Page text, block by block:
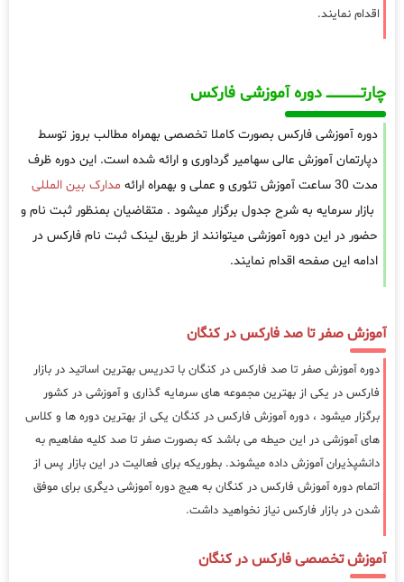
اقدام نمایند.
چارتـــــــــــــــــــ دوره آموزشی فارکس
دوره آموزشی فارکس بصورت کاملا تخصصی بهمراه مطالب بروز توسط
دپارتمان آموزش عالی سهامیر گرداوری و ارائه شده است. این دوره ظرف
مدت 30 ساعت آموزش تئوری و عملی و بهمراه ارائه
مدارک بین المللی
بازار سرمایه به شرح جدول برگزار میشود . متقاضیان بمنظور ثبت نام و
حضور در این دوره آموزشی میتوانند از طریق لینک ثبت نام فارکس در
ادامه این صفحه اقدام نمایند.
آموزش صفر تا صد فارکس در کنگان
دوره آموزش صفر تا صد فارکس در کنگان با تدریس بهترین اساتید در بازار
فارکس در یکی از بهترین مجموعه های سرمایه گذاری و آموزشی در کشور
برگزار میشود ، دوره آموزش فارکس در کنگان یکی از بهترین دوره ها و کلاس
های آموزشی در این حیطه می باشد که بصورت صفر تا صد کلیه مفاهیم به
دانشپذیران آموزش داده میشوند. بطوریکه برای فعالیت در این بازار پس از
اتمام دوره آموزش فارکس در کنگان به هیج دوره آموزشی دیگری برای موفق
شدن در بازار فارکس نیاز نخواهید داشت.
آموزش تخصصی فارکس در کنگان